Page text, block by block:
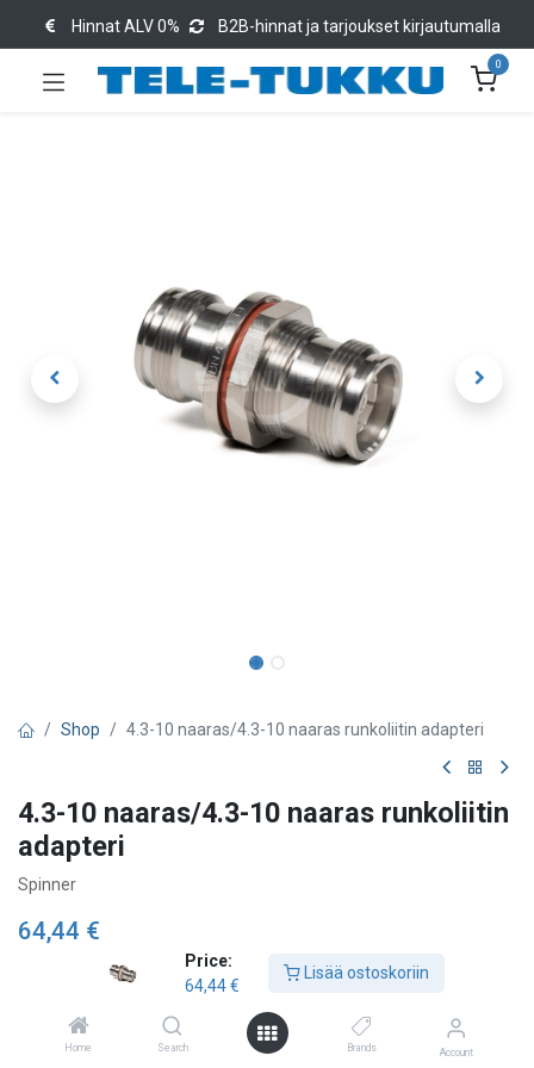
Price:
64,44€
Lisää ostoskoriin
Home Search Brands Account
Hinnat ALV 0% B2B-hinnat ja tarjoukset kirjautumalla
0
Shop 4.3-10 naaras/4.3-10 naaras runkoliitin adapteri
4.3-10 naaras/4.3-10 naaras runkoliitin
adapteri
Spinner
64,44 €
Lisää ostoskoriin